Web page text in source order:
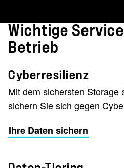
Wichtige
Betrieb
Cyberresilienz
Mit dem sichersten Storage
sichern Sie sich gegen
Ihre Daten sichern